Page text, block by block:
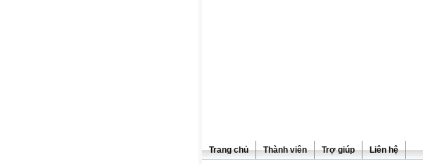
Trang chủ Thành viên Trợ giúp Liên hệ